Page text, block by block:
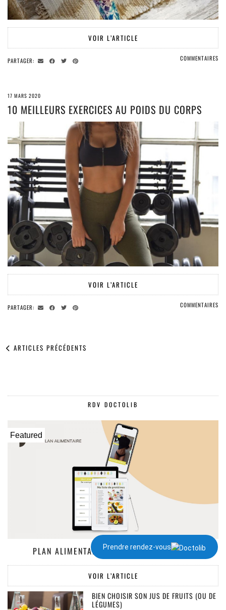
VOIR L’ARTICLE
PARTAGER: COMMENTAIRES
17 MARS 2020
10 MEILLEURS EXERCICES AU POIDS DU CORPS
VOIR L’ARTICLE
PARTAGER: COMMENTAIRES
ARTICLES PRÉCÉDENTS
RDV DOCTOLIB
Prendre rendez-vous
Featured
PLAN ALIMENTAIRE DE 1300 À 2000 KCAL
VOIR L’ARTICLE
BIEN CHOISIR SON JUS DE FRUITS (OU DE
LÉGUMES)